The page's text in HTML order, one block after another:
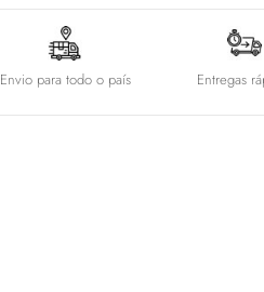
Envio para todo o país Entregas